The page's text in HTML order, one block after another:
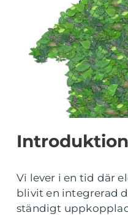
Introduktion
Vi lever i en tid där
blivit en integrerad
ständigt